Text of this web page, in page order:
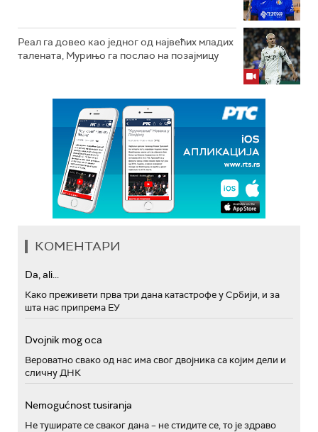
Реал га довео као једног од највећих младих
талената, Мурињо га послао на позајмицу
КОМЕНТАРИ
Da, ali...
Како преживети прва три дана катастрофе у Србији, и за
шта нас припрема ЕУ
Dvojnik mog oca
Вероватно свако од нас има свог двојника са којим дели и
сличну ДНК
Nemogućnost tusiranja
Не туширате се сваког дана – не стидите се, то је здраво